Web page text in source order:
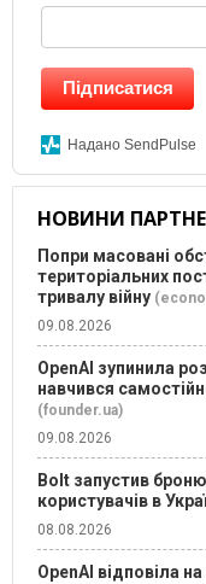
Підписатися
Надано SendPulse
НОВИНИ
Попри масовані
територіальних
тривалу війну
09.08.2026
OpenAI зупинила
навчився
(founder.ua)
09.08.2026
Bolt запустив
користувачів в
08.08.2026
OpenAI відповіла